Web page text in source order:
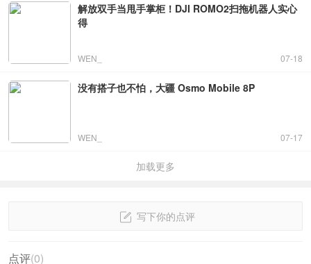
解放双手当甩手掌柜！DJI ROMO2扫拖机器人实心
得
WEN_ 07-18
没有搭子也不怕，大疆 Osmo Mobile 8P
WEN_ 07-17
加载更多
写下你的点评
点评(0)